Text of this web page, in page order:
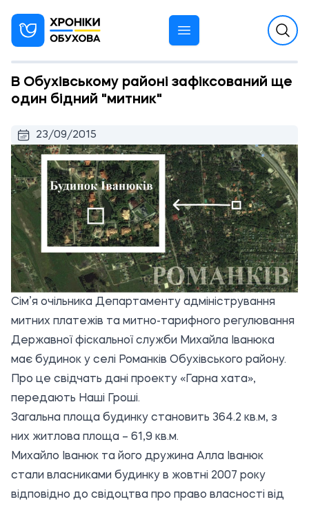
В Обухівському районі зафіксований ще
один бідний "митник"
23/09/2015
Сім’я очільника Департаменту адміністрування
митних платежів та митно-тарифного регулювання
Державної фіскальної служби Михайла Іванюка
має будинок у селі Романків Обухівського району.
Про це свідчать дані проекту «Гарна хата»,
передають Наші Гроші.
Загальна площа будинку становить 364.2 кв.м, з
них житлова площа – 61,9 кв.м.
Михайло Іванюк та його дружина Алла Іванюк
стали власниками будинку в жовтні 2007 року
відповідно до свідоцтва про право власності від